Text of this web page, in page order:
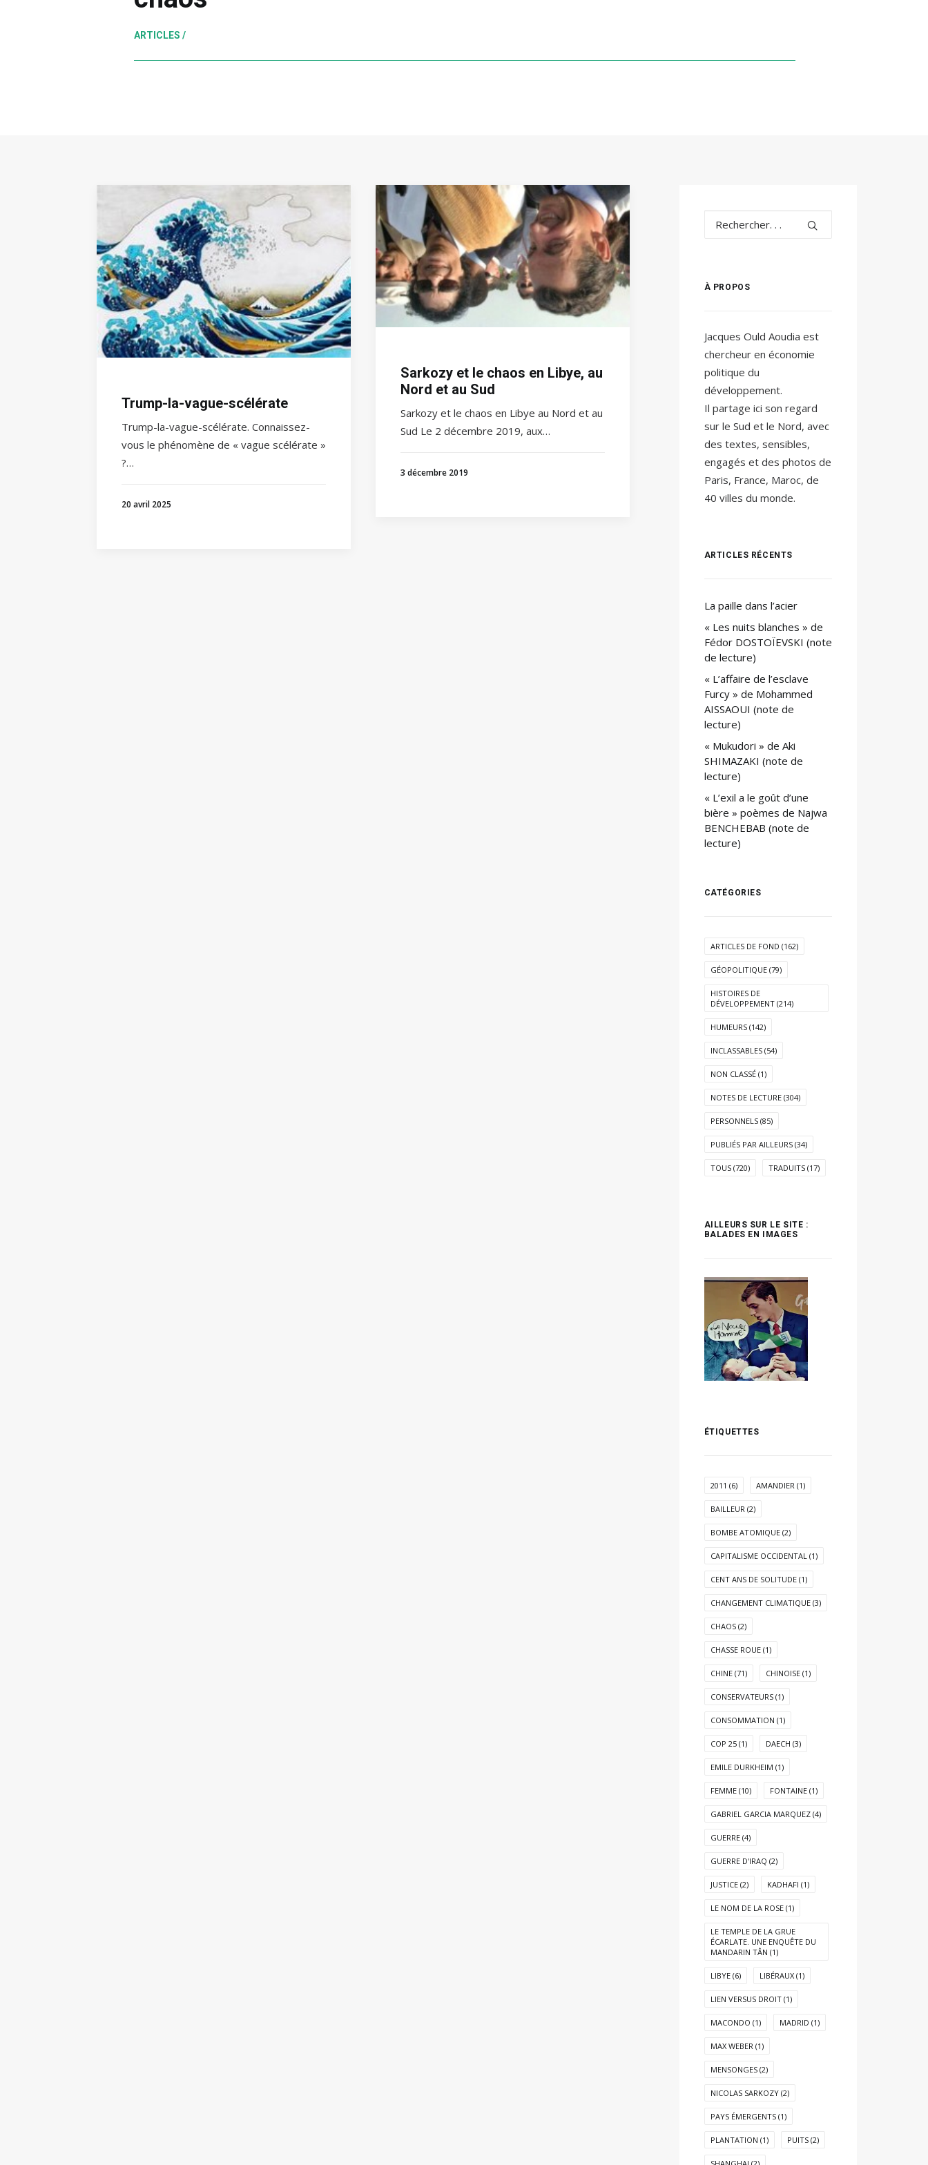
ARTICLES /
Trump-la-vague-scélérate
Trump-la-vague-scélérate. Connaissez-
vous le phénomène de « vague scélérate »
?…
20 avril 2025
Sarkozy et le chaos en Libye, au
Nord et au Sud
Sarkozy et le chaos en Libye au Nord et au
Sud Le 2 décembre 2019, aux…
3 décembre 2019
À PROPOS
Jacques Ould Aoudia est
chercheur en économie
politique du
développement.
Il partage ici son regard
sur le Sud et le Nord, avec
des textes, sensibles,
engagés et des photos de
Paris, France, Maroc, de
40 villes du monde.
ARTICLES RÉCENTS
La paille dans l’acier
« Les nuits blanches » de
Fédor DOSTOÏEVSKI (note
de lecture)
« L’affaire de l’esclave
Furcy » de Mohammed
AISSAOUI (note de
lecture)
« Mukudori » de Aki
SHIMAZAKI (note de
lecture)
« L’exil a le goût d’une
bière » poèmes de Najwa
BENCHEBAB (note de
lecture)
CATÉGORIES
ARTICLES DE FOND (162)
GÉOPOLITIQUE(79)
HISTOIRES DE
DÉVELOPPEMENT(214)
HUMEURS(142)
INCLASSABLES(54)
NON CLASSÉ(1)
NOTES DE LECTURE(304)
PERSONNELS(85)
PUBLIÉS PAR AILLEURS(34)
TOUS(720) TRADUITS(17)
AILLEURS SUR LE SITE :
BALADES EN IMAGES
ÉTIQUETTES
2011 (6) AMANDIER(1)
BAILLEUR(2)
BOMBE ATOMIQUE(2)
CAPITALISME OCCIDENTAL(1)
CENT ANS DE SOLITUDE(1)
CHANGEMENT CLIMATIQUE(3)
CHAOS(2)
CHASSE ROUE(1)
CHINE(71) CHINOISE(1)
CONSERVATEURS(1)
CONSOMMATION (1)
COP 25(1) DAECH (3)
EMILE DURKHEIM (1)
FEMME(10) FONTAINE(1)
GABRIEL GARCIA MARQUEZ(4)
GUERRE(4)
GUERRE D'IRAQ (2)
JUSTICE(2) KADHAFI (1)
LE NOM DE LA ROSE(1)
LE TEMPLE DE LA GRUE
ÉCARLATE. UNE ENQUÊTE DU
MANDARIN TÂN (1)
LIBYE(6) LIBÉRAUX(1)
LIEN VERSUS DROIT(1)
MACONDO (1) MADRID (1)
MAX WEBER(1)
MENSONGES(2)
NICOLAS SARKOZY(2)
PAYS ÉMERGENTS(1)
PLANTATION (1) PUITS(2)